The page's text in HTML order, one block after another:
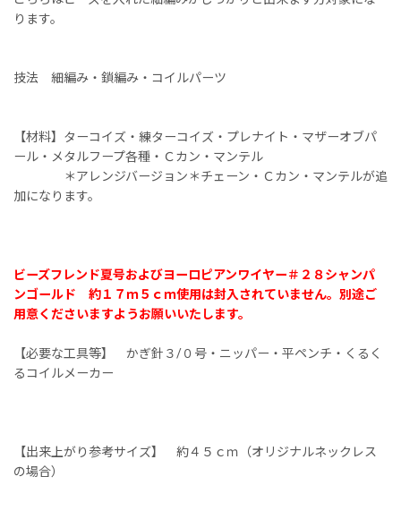
ります。
技法 細編み・鎖編み・コイルパーツ
【材料】ターコイズ・練ターコイズ・プレナイト・マザーオブパ
ール・メタルフープ各種・Ｃカン・マンテル
＊アレンジバージョン＊チェーン・Ｃカン・マンテルが追
加になります。
ビーズフレンド夏号およびヨーロピアンワイヤー＃２８シャンパ
ンゴールド 約１７ｍ５ｃｍ使用は封入されていません。別途ご
用意くださいますようお願いいたします。
【必要な工具等】 かぎ針３/０号・ニッパー・平ペンチ・くるく
るコイルメーカー
【出来上がり参考サイズ】 約４５ｃｍ（オリジナルネックレス
の場合）